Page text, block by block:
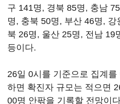
구 141명, 경북 85명, 충남
명, 충북 50명, 부산 46명,
북 26명, 울산 25명, 전남 19
등이다.
26일 0시를 기준으로 집계를
하면 확진자 규모는 적으면
00명 안팎을 기록할 전망이